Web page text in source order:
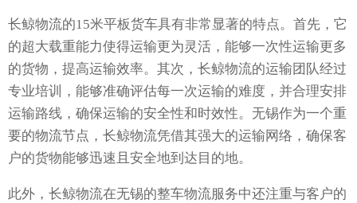
长鲸物流的15米平板货车具有非常显著的特点。首先，它
的超大载重能力使得运输更为灵活，能够一次性运输更多
的货物，提高运输效率。其次，长鲸物流的运输团队经过
专业培训，能够准确评估每一次运输的难度，并合理安排
运输路线，确保运输的安全性和时效性。无锡作为一个重
要的物流节点，长鲸物流凭借其强大的运输网络，确保客
户的货物能够迅速且安全地到达目的地。
此外，长鲸物流在无锡的整车物流服务中还注重与客户的